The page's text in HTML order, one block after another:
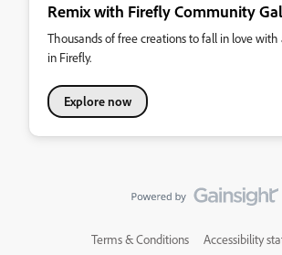
Remix with Firefly Community
Thousands of free creations to fall in love
in Firefly.
Explore now
Terms & Conditions Accessibility